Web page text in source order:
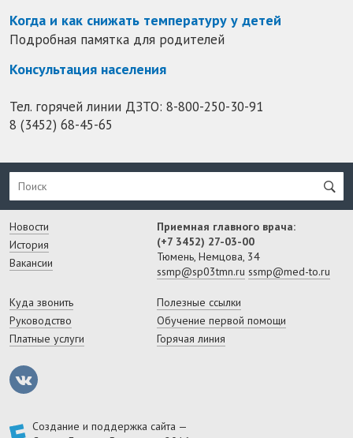
Когда и как снижать температуру у детей
Подробная памятка для родителей
Консультация населения
Тел. горячей линии ДЗТО: 8-800-250-30-91
8 (3452) 68-45-65
Новости
История
Вакансии
Приемная главного врача:
(+7 3452) 27-03-00
Тюмень, Немцова, 34
ssmp@sp03tmn.ru ssmp@med-to.ru
Куда звонить
Руководство
Платные услуги
Полезные ссылки
Обучение первой помощи
Горячая линия
Создание и поддержка сайта —